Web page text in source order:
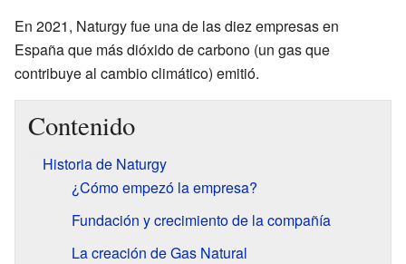
En 2021, Naturgy fue una de las diez empresas en
España que más dióxido de carbono (un gas que
contribuye al cambio climático) emitió.
Contenido
Historia de Naturgy
¿Cómo empezó la empresa?
Fundación y crecimiento de la compañía
La creación de Gas Natural